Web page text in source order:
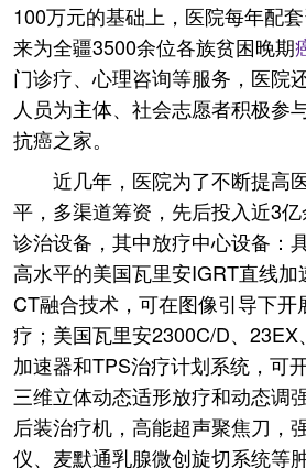
100万元的基础上，医院每年配
来为全疆3500余位各族贫困晚期
门诊疗、心理咨询等服务，医院
人员为主体、社会志愿者积极参
抗癌之家。
近几年，医院为了不断提高
平，多渠道筹资，先后投入近3
诊治设备，其中放疗中心设备：
高水平的美国瓦里安IGRT直线
CT融合技术，可在图像引导下开
疗；美国瓦里安2300C/D、
加速器和TPS治疗计划系统，可
三维立体动态适形放疗和动态调
后装治疗机，高能超声聚焦刀，
仪、麦默通乳腺微创旋切系统等